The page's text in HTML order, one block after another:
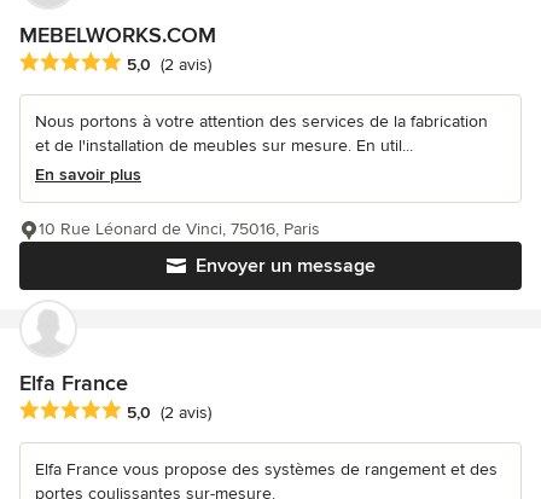
MEBELWORKS.COM
Note moyenne : 5 étoiles sur 5
5,0 (2 avis)
Nous portons à votre attention des services de la fabrication
et de l'installation de meubles sur mesure. En util...
En savoir plus
Envoyer un message
10 Rue Léonard de Vinci, 75016, Paris
Elfa France
Note moyenne : 5 étoiles sur 5
5,0 (2 avis)
Elfa France vous propose des systèmes de rangement et des
portes coulissantes sur-mesure.